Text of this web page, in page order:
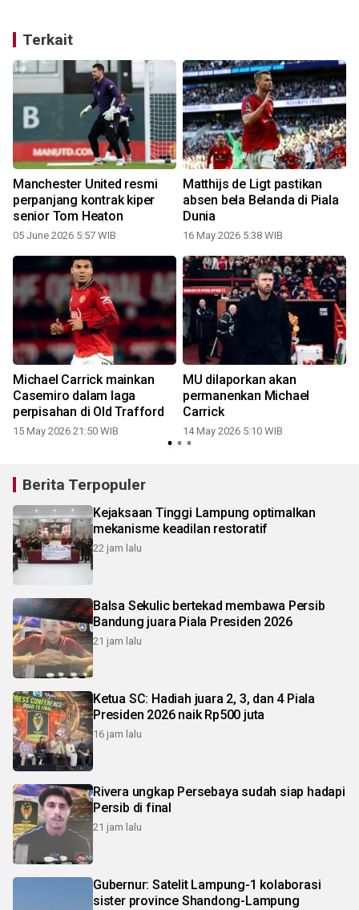
Terkait
Manchester United resmi
perpanjang kontrak kiper
senior Tom Heaton
05 June 2026 5:57 WIB
Matthijs de Ligt pastikan
absen bela Belanda di Piala
Dunia
16 May 2026 5:38 WIB
Michael Carrick mainkan
Casemiro dalam laga
perpisahan di Old Trafford
15 May 2026 21:50 WIB
MU dilaporkan akan
permanenkan Michael
Carrick
14 May 2026 5:10 WIB
Berita Terpopuler
Kejaksaan Tinggi Lampung optimalkan
mekanisme keadilan restoratif
22 jam lalu
Balsa Sekulic bertekad membawa Persib
Bandung juara Piala Presiden 2026
21 jam lalu
Ketua SC: Hadiah juara 2, 3, dan 4 Piala
Presiden 2026 naik Rp500 juta
16 jam lalu
Rivera ungkap Persebaya sudah siap hadapi
Persib di final
21 jam lalu
Gubernur: Satelit Lampung-1 kolaborasi
sister province Shandong-Lampung